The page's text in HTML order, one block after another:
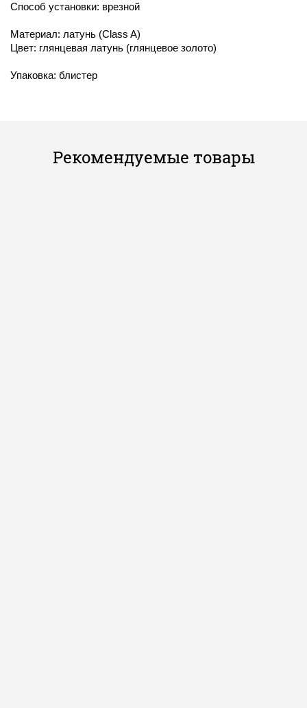
Способ установки: врезной
Материал: латунь (Class A)
Цвет: глянцевая латунь (глянцевое золото)
Упаковка: блистер
Рекомендуемые товары